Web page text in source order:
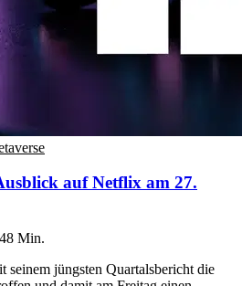
auf Netflix am 27.
Min.
seinem jüngsten Quartalsbericht die